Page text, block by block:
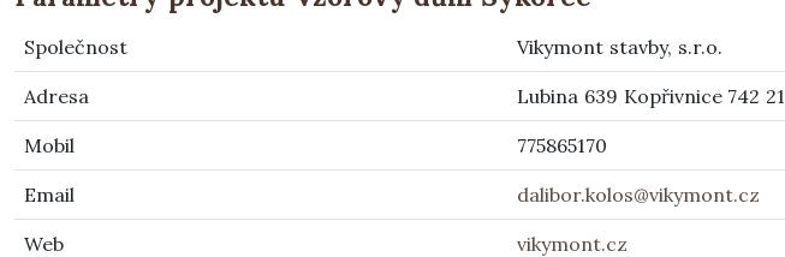
Společnost Vikymont stavby, s.r.o.
Adresa Lubina 639 Kopřivnice 742 21
Mobil 775865170
Email dalibor.kolos@vikymont.cz
Web vikymont.cz